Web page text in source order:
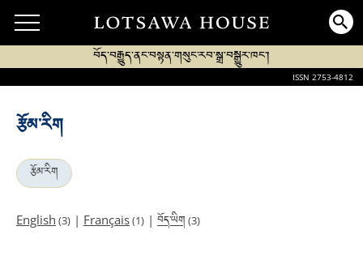
བོད་བརྒྱུད་ནང་བསྟན་གསུང་རབ་སྒྲ་བསྒྱུར་ཁང་།
ISSN 2753-4812
རྩོམ་རིག
རྩོམ་རིག
English (3) | Français(1) | བོད་ཡིག (3)